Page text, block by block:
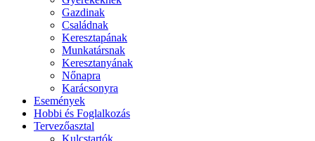
Gazdinak
Családnak
Keresztapának
Munkatársnak
Keresztanyának
Nőnapra
Karácsonyra
Események
Hobbi és Foglalkozás
Tervezőasztal
Kulcstartók